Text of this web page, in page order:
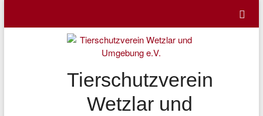
content
Tierschutzverein
Wetzlar und